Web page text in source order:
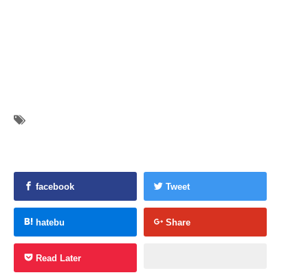
facebook Tweet
hatebu Share
Read Later